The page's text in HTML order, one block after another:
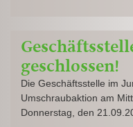
geschlossen!
Die Geschäftsstelle im
Umschraubaktion am
Donnerstag, den